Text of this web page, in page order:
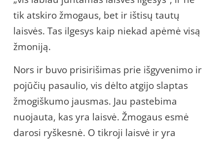
tik atskiro žmogaus, bet ir ištisų tautų
laisvės. Tas ilgesys kaip niekad apėmė visą
žmoniją.
Nors ir buvo prisirišimas prie išgyvenimo ir
pojūčių pasaulio, vis dėlto atgijo slaptas
žmogiškumo jausmas. Jau pastebima
nuojauta, kas yra laisvė. Žmogaus esmė
darosi ryškesnė. O tikroji laisvė ir yra